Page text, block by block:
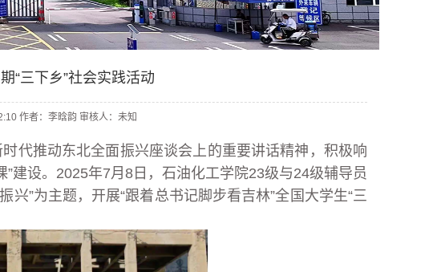
“三下乡”社会实践活动
作者：李晗韵 审核人：未知
代推动东北全面振兴座谈会上的重要讲话精神，积极响
建设。2025年7月8日，石油化工学院23级与24级辅导员
”为主题，开展“跟着总书记脚步看吉林”全国大学生“三